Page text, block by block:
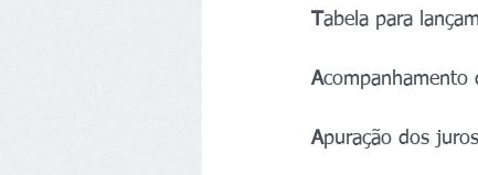
Tabela para
Acompanhamento
Apuração dos